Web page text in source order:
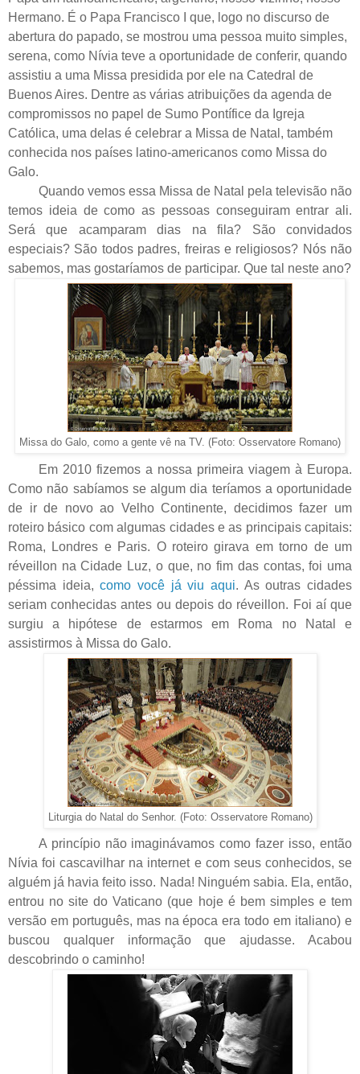
Hermano. É o Papa Francisco I que, logo no discurso de
abertura do papado, se mostrou uma pessoa muito simples,
serena, como Nívia teve a oportunidade de conferir, quando
assistiu a uma Missa presidida por ele na Catedral de
Buenos Aires. Dentre as várias atribuições da agenda de
compromissos no papel de Sumo Pontífice da Igreja
Católica, uma delas é celebrar a Missa de Natal, também
conhecida nos países latino-americanos como Missa do
Galo.
Quando vemos essa Missa de Natal pela televisão não
temos ideia de como as pessoas conseguiram entrar ali.
Será que acamparam dias na fila? São convidados
especiais? São todos padres, freiras e religiosos? Nós não
sabemos, mas gostaríamos de participar. Que tal neste ano?
Missa do Galo, como a gente vê na TV. (Foto: Osservatore Romano)
Em 2010 fizemos a nossa primeira viagem à Europa.
Como não sabíamos se algum dia teríamos a oportunidade
de ir de novo ao Velho Continente, decidimos fazer um
roteiro básico com algumas cidades e as principais capitais:
Roma, Londres e Paris. O roteiro girava em torno de um
réveillon na Cidade Luz, o que, no fim das contas, foi uma
péssima ideia,como você já viu aqui. As outras cidades
seriam conhecidas antes ou depois do réveillon. Foi aí que
surgiu a hipótese de estarmos em Roma no Natal e
assistirmos à Missa do Galo.
Liturgia do Natal do Senhor. (Foto: Osservatore Romano)
A princípio não imaginávamos como fazer isso, então
Nívia foi cascavilhar na internet e com seus conhecidos, se
alguém já havia feito isso. Nada! Ninguém sabia. Ela, então,
entrou no site do Vaticano (que hoje é bem simples e tem
versão em português, mas na época era todo em italiano) e
buscou qualquer informação que ajudasse. Acabou
descobrindo o caminho!